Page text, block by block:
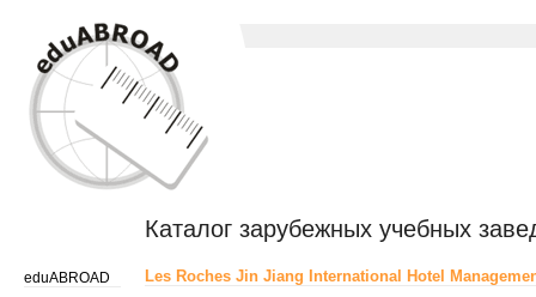
Каталог зарубежных учебных
eduABROAD Les Roches Jin Jiang International Hotel